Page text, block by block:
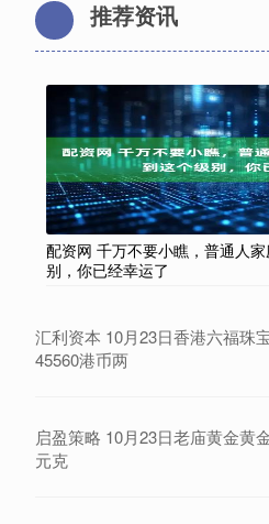
推荐资讯
配资网 千万不要小瞧，普通人
别，你已经幸运了
汇利资本 10月23日香港六福珠
45560港币两
启盈策略 10月23日老庙黄金黄
元克